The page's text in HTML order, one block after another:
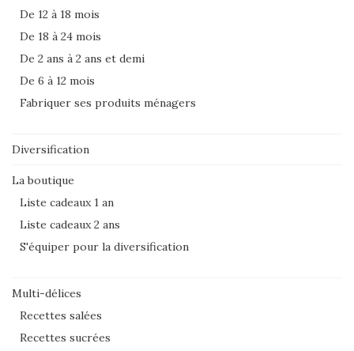
De 12 à 18 mois
De 18 à 24 mois
De 2 ans à 2 ans et demi
De 6 à 12 mois
Fabriquer ses produits ménagers
Diversification
La boutique
Liste cadeaux 1 an
Liste cadeaux 2 ans
S'équiper pour la diversification
Multi-délices
Recettes salées
Recettes sucrées